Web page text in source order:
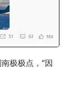
极极点，“因